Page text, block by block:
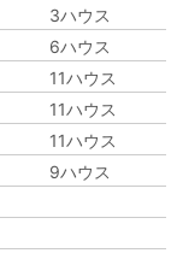
3ハウス
6ハウス
11ハウス
11ハウス
11ハウス
9ハウス